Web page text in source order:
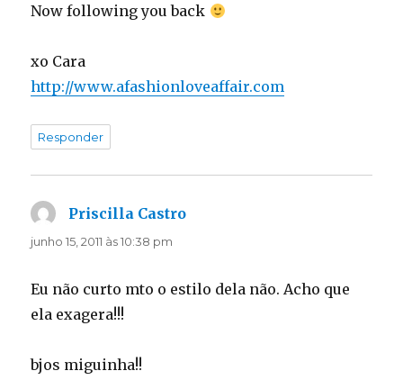
Now following you back
xo Cara
http://www.afashionloveaffair.com
Responder
Priscilla Castro
junho 15, 2011 às 10:38 pm
Eu não curto mto o estilo dela não. Acho que
ela exagera!!!
bjos miguinha!!